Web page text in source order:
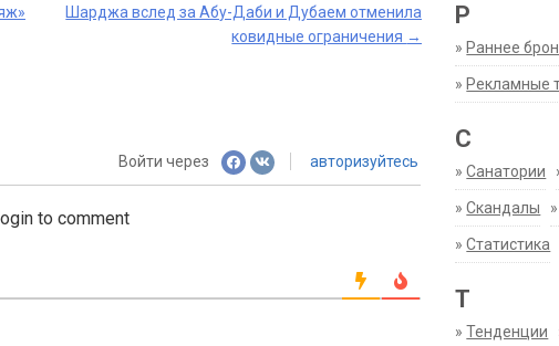
Шарджа вслед за Абу-Даби и Дубаем отменила
ковидные ограничения →
Войти через авторизуйтесь
to comment
Р
» Раннее
» Рекламные
С
»Санатории
»Скандалы
»Статистика
Т
»Тенденции